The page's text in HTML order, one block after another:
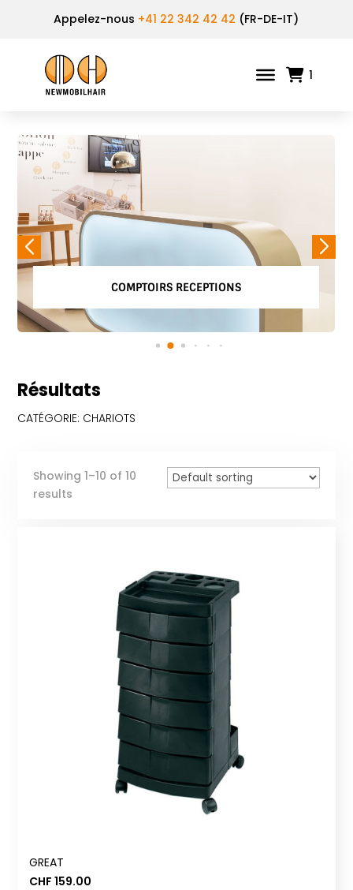
Appelez-nous +41 22 342 42 42 (FR-DE-IT)
1
COMPTOIRS RECEPTIONS
Résultats
CATÉGORIE: CHARIOTS
Showing 1–10 of 10
results
GREAT
CHF 159.00